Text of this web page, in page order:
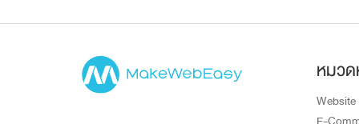
หมว
Website